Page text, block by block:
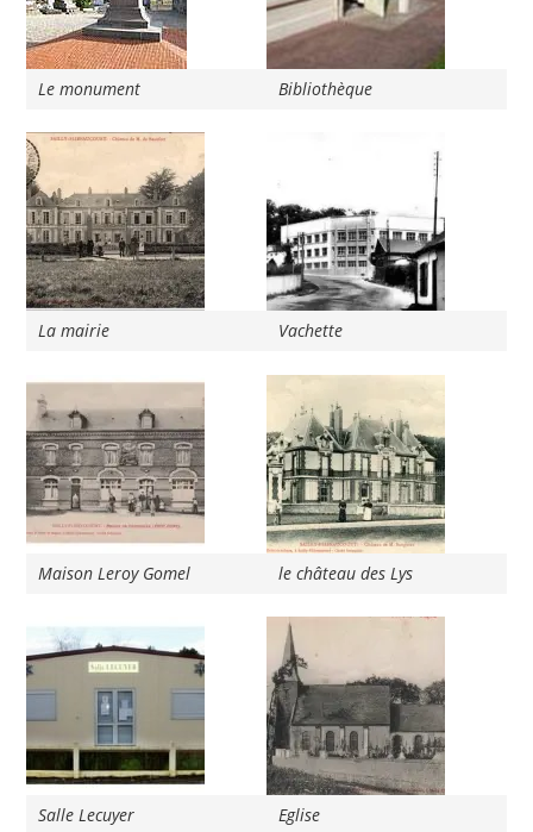
Le monument Bibliothèque
La mairie Vachette
Maison Leroy Gomel le château des Lys
Salle Lecuyer Eglise